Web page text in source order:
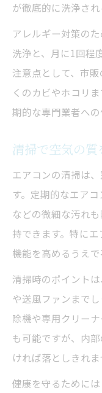
が徹底的に洗浄され
アレルギー対策の
洗浄と、月に1回程
注意点として、市
くのカビやホコリ
期的な専門業者への
清掃で空気の
エアコンの清掃は
す。定期的なエア
などの微細な汚れ
持できます。特に
機能を高めるうえで
清掃時のポイント
や送風ファンまで
除機や専用クリー
も可能ですが、内
ければ落としきれま
健康を守るために